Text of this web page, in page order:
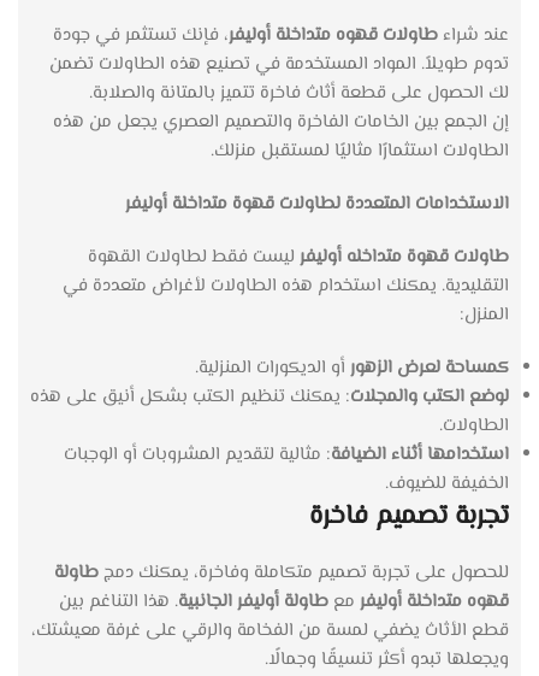
عند شراء طاولات قهوه متداخلة أوليفر، فإنك تستثمر في جودة
تدوم طويلاً. المواد المستخدمة في تصنيع هذه الطاولات تضمن
لك الحصول على قطعة أثاث فاخرة تتميز بالمتانة والصلابة.
إن الجمع بين الخامات الفاخرة والتصميم العصري يجعل من هذه
الطاولات استثمارًا مثاليًا لمستقبل منزلك.
الاستخدامات المتعددة لطاولات قهوة متداخلة أوليفر
طاولات قهوة متداخله أوليفر ليست فقط لطاولات القهوة
التقليدية. يمكنك استخدام هذه الطاولات لأغراض متعددة في
المنزل:
كمساحة لعرض الزهور أو الديكورات المنزلية.
لوضع الكتب والمجلات: يمكنك تنظيم الكتب بشكل أنيق على هذه
الطاولات.
استخدامها أثناء الضيافة: مثالية لتقديم المشروبات أو الوجبات
الخفيفة للضيوف.
تجربة تصميم فاخرة
للحصول على تجربة تصميم متكاملة وفاخرة، يمكنك دمجطاولة
قهوه متداخلة أوليفر مع طاولة أوليفر الجانبية. هذا التناغم بين
قطع الأثاث يضفي لمسة من الفخامة والرقي على غرفة معيشتك،
ويجعلها تبدو أكثر تنسيقًا وجمالًا.